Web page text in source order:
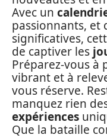
Avec un
passionnants, et
significatives,
de captiver les
Préparez-vous à
vibrant et à
vous réserve.
manquez rien
expériences
Que la bataille